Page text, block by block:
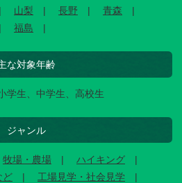
山梨 長野
青森
福島
な対象年齢
学生、中学生、高校生
ジャンル
牧場・農場
ハイキング
ど
工場見学・社会見学